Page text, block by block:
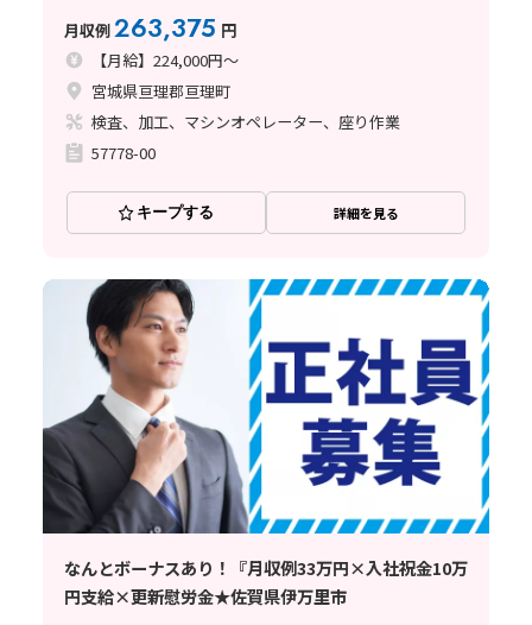
勤OK♪
月収例263,375 円
【月給】224,000円～
宮城県亘理郡亘理町
検査、加工、マシンオペレーター、座り作業
57778-00
キープする 詳細を見る
なんとボーナスあり！『月収例33万円×入社祝金10万
円支給×更新慰労金★佐賀県伊万里市